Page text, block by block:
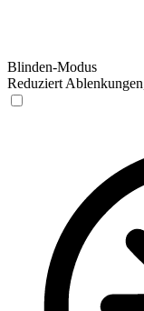
Blinden-Modus
Reduziert